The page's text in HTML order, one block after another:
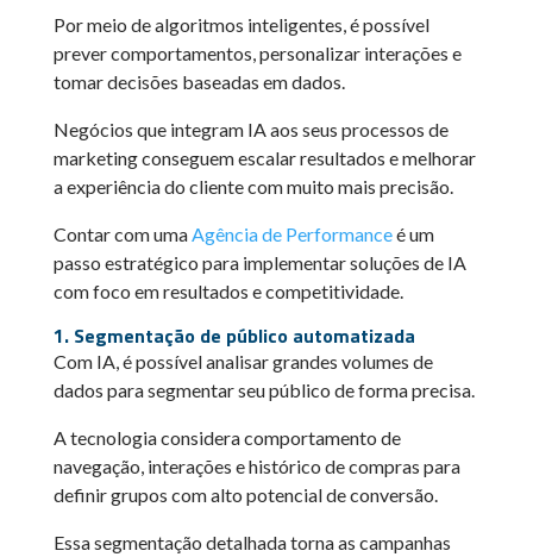
Por meio de algoritmos inteligentes, é possível
prever comportamentos, personalizar interações e
tomar decisões baseadas em dados.
Negócios que integram IA aos seus processos de
marketing conseguem escalar resultados e melhorar
a experiência do cliente com muito mais precisão.
Contar com umaAgência de Performanceé um
passo estratégico para implementar soluções de IA
com foco em resultados e competitividade.
1. Segmentação de público automatizada
Com IA, é possível analisar grandes volumes de
dados para segmentar seu público de forma precisa.
A tecnologia considera comportamento de
navegação, interações e histórico de compras para
definir grupos com alto potencial de conversão.
Essa segmentação detalhada torna as campanhas